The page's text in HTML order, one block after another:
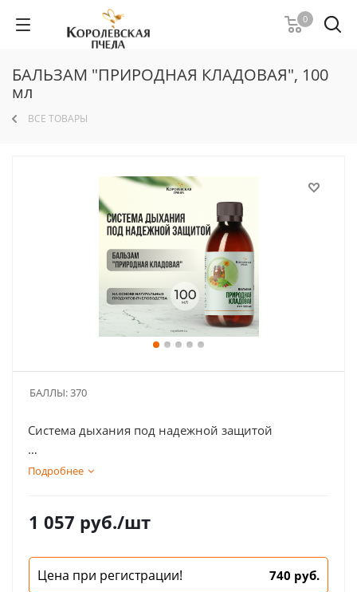
0
БАЛЬЗАМ "ПРИРОДНАЯ КЛАДОВАЯ", 100
мл
ВСЕ ТОВАРЫ
БАЛЛЫ:370
Система дыхания под надежной защитой
СОСТАВ: вода подготовленная, мёд натуральный
девясила высокого, календула, бессмертник
мачеха, зверобой, плоды шиповника, березовые
почки, пчелино-маточное молочко.
Подробнее
1 057 руб./шт
Цена при регистрации! 740 руб.